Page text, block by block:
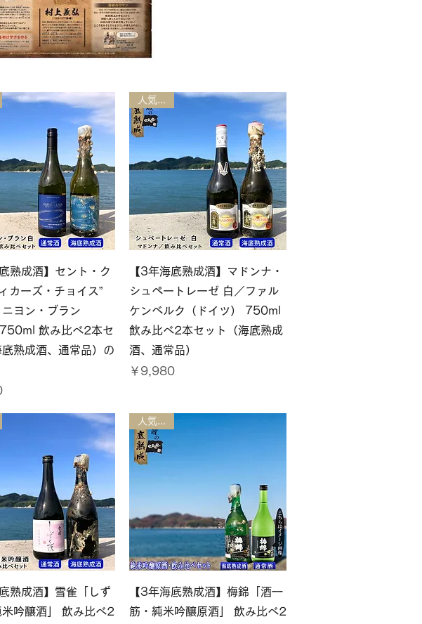
クイックビュー
熟成酒】セント・ク
カーズ・チョイス”
ニヨン・ブラン
飲み比べ2本セ
底熟成酒、通常品）の
クイックビュー
人気商品
【3年海底熟成酒】マドンナ・
シュペートレーゼ 白／ファル
ケンベルク（ドイツ） 750ml
飲み比べ2本セット（海底熟成
酒、通常品）
価格
￥9,980
クイックビュー
熟成酒】雪雀「しず
米吟醸酒」 飲み比べ2
クイックビュー
【3年海底熟成酒】梅錦「酒一
筋・純米吟醸原酒」 飲み比べ2